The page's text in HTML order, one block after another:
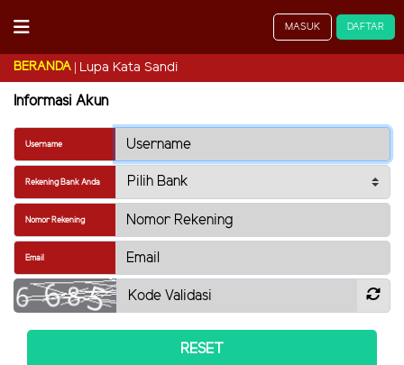
MASUK DAFTAR
BERANDA Lupa Kata Sandi
Informasi Akun
Username
Rekening Bank Anda
Nomor Rekening
Email
RESET